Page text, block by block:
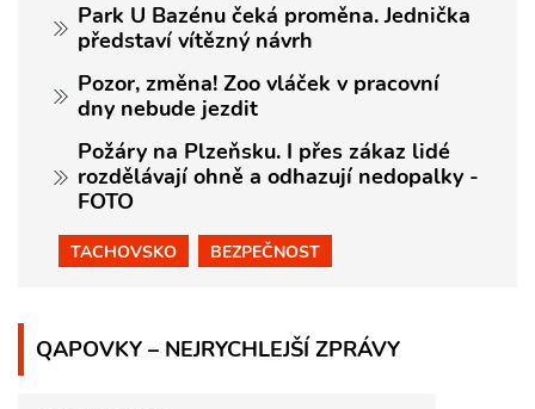
Park U Bazénu čeká proměna. Jednička
představí vítězný návrh
Pozor, změna! Zoo vláček v pracovní
dny nebude jezdit
Požáry na Plzeňsku. I přes zákaz lidé
rozdělávají ohně a odhazují nedopalky -
FOTO
TACHOVSKO BEZPEČNOST
QAPOVKY – NEJRYCHLEJŠÍ ZPRÁVY